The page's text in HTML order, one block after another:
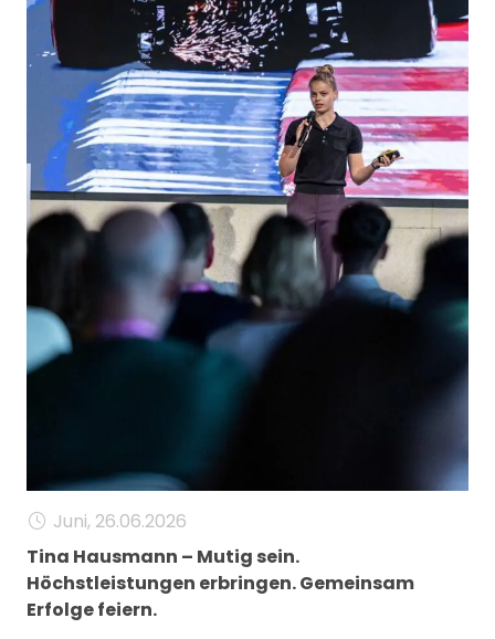
KONTAKT & STANDORTE
MANAGEMENT
FAQ
Juni, 26.06.2026
Tina Hausmann – Mutig sein.
Höchstleistungen erbringen. Gemeinsam
Erfolge feiern.